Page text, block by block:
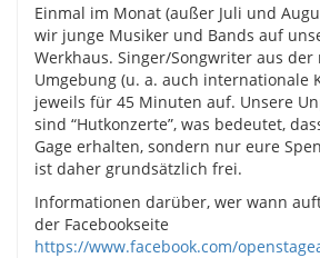
Einmal im Monat (außer Juli und
wir junge Musiker und Bands auf
Werkhaus. Singer/Songwriter aus
Umgebung (u. a. auch internationale
jeweils für 45 Minuten auf. Unsere
sind “Hutkonzerte”, was bedeutet,
Gage erhalten, sondern nur eure
ist daher grundsätzlich frei.
Informationen darüber, wer wann
der Facebookseite
https://www.facebook.com/